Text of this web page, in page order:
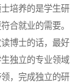
培养的是学生研
合就业的需要。
博士的话，最好
独立的专业领域
，完成独立的研